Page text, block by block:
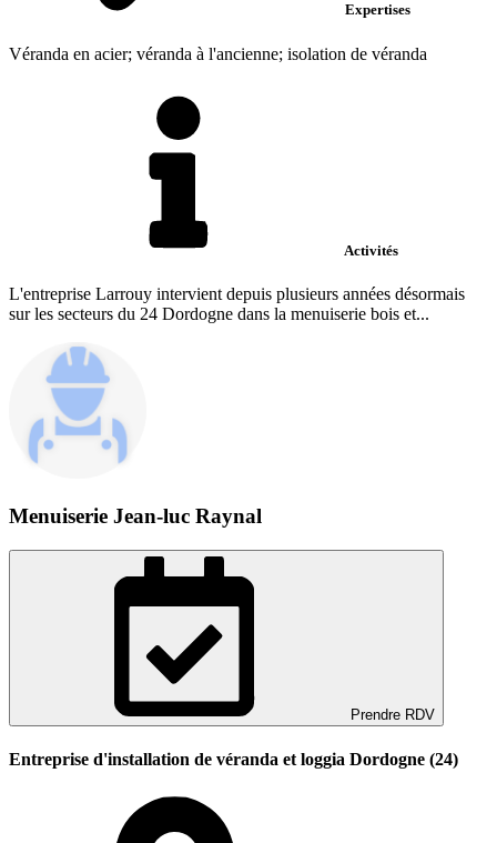
Expertises
Véranda en acier; véranda à l'ancienne; isolation de véranda
Activités
L'entreprise Larrouy intervient depuis plusieurs années désormais
sur les secteurs du 24 Dordogne dans la menuiserie bois et...
Menuiserie Jean-luc Raynal
Prendre RDV
Entreprise d'installation de véranda et loggia Dordogne (24)